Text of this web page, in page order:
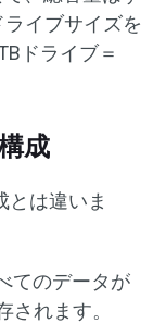
イブサイズを
ドライブ＝
成
とは違いま
てのデータが
れます。